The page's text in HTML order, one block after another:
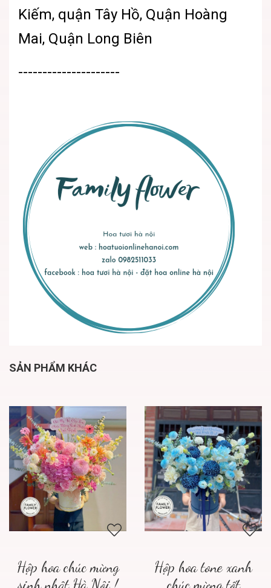
Kiếm, quận Tây Hồ, Quận Hoàng
Mai, Quận Long Biên
---------------------
SẢN PHẨM KHÁC
Hộp hoa chúc mừng
Hộp hoa tone xanh